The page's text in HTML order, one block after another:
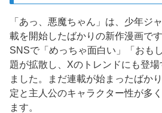
「あっ、悪魔ちゃん」は、少年ジ
載を開始したばかりの新作漫画で
SNSで「めっちゃ面白い」「おも
題が拡散し、Xのトレンドにも登
ました。まだ連載が始まったばか
定と主人公のキャラクター性が多
ます。